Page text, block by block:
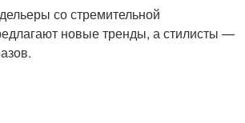
со стремительной
новые тренды, а стилисты —